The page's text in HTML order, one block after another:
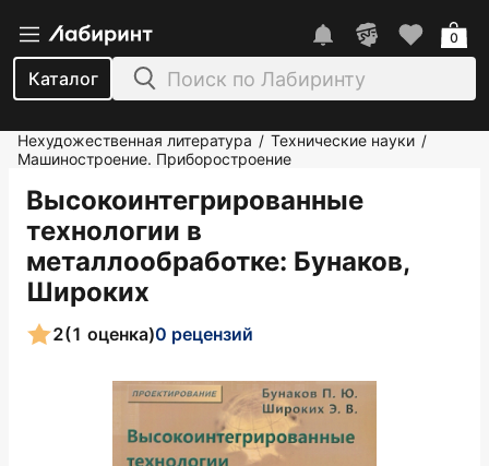
Каталог
0
Нехудожественная литература / Технические науки /
Машиностроение. Приборостроение
Высокоинтегрированные
технологии в
металлообработке: Бунаков,
Широких
2(1 оценка)0 рецензий